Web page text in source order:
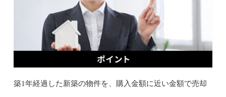
築1年経過した新築の物件を、購入金額に近い金額で売却